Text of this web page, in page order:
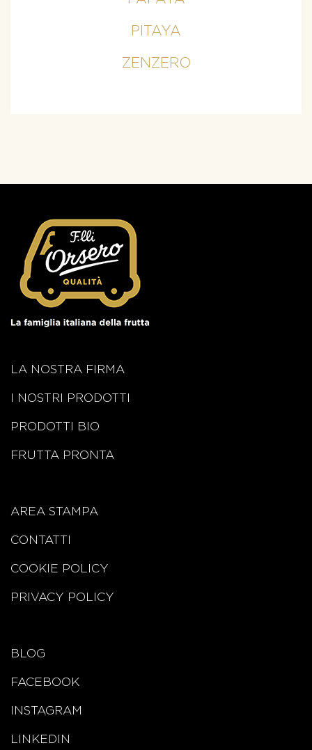
PITAYA
ZENZERO
LA NOSTRA FIRMA
I NOSTRI PRODOTTI
PRODOTTI BIO
FRUTTA PRONTA
AREA STAMPA
CONTATTI
COOKIE POLICY
PRIVACY POLICY
BLOG
FACEBOOK
INSTAGRAM
LINKEDIN